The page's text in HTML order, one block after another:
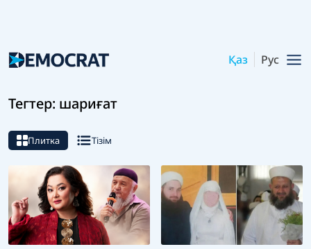
Қаз Рус
Тегтер: шариғат
Плитка Тізім